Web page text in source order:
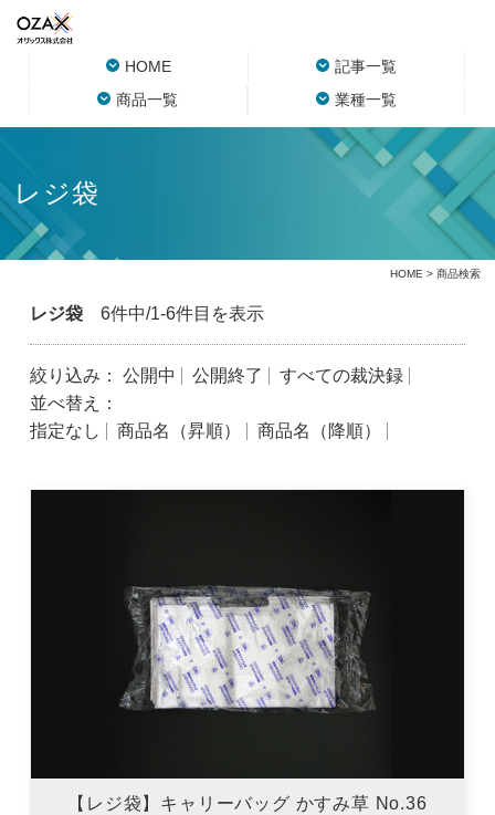
HOME
記事一覧
商品一覧
業種一覧
レジ袋
HOME > 商品検索
レジ袋6件中/1-6件目を表示
絞り込み： 公開中 公開終了
すべての裁決録
並べ替え：
指定なし
商品名（昇順） 商品名（降順）
【レジ袋】キャリーバッグ かすみ草 No.36